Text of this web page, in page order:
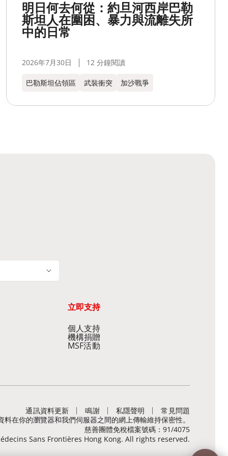
明日何去何從：約旦河西岸巴勒
斯坦人在圍困、暴力與流離失所
中的日常
2026年7月30日 12 分鐘閱讀
巴勒斯坦佔領區 武裝衝突 加沙戰爭
立即支持
個人支持
機構捐贈
MSF活動
通訊資料更新 鳴謝 私隱聲明
常見問題
在你的瀏覽器和我們伺服器之間的網上傳輸維持保密性。
慈善團體免稅檔案號碼：91/4075
Sans Frontières Hong Kong. All rights reserved.